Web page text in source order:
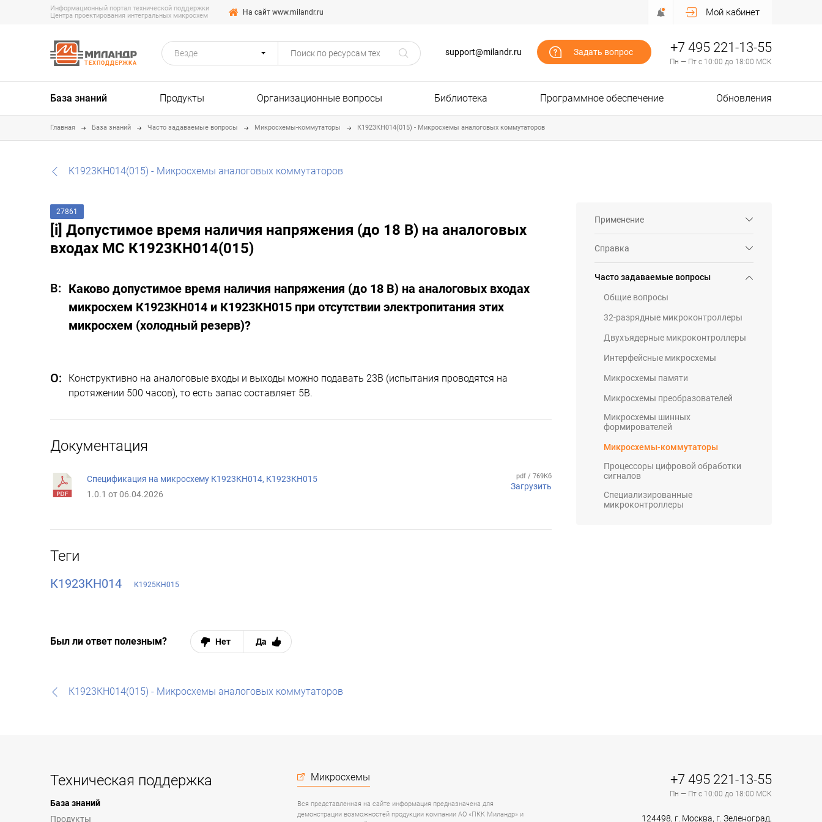
Информационный портал технической поддержки
Центра проектирования интегральных микросхем
На сайт www.milandr.ru Мой кабинет
ТЕХПОДДЕРЖКА
Везде support@milandr.ru Задать вопрос +7 495 221-13-55
Пн — Пт с 10:00 до 18:00 МСК
База знаний Продукты Организационные вопросы Библиотека Программное обеспечение Обновления
Главная База знаний Часто задаваемые вопросы Микросхемы-коммутаторы К1923КН014(015) - Микросхемы аналоговых коммутаторов
К1923КН014(015) - Микросхемы аналоговых коммутаторов
27861
[i] Допустимое время наличия напряжения (до 18 В) на аналоговых
входах МС К1923КН014(015)
Каково допустимое время наличия напряжения (до 18 В) на аналоговых входах
микросхем К1923КН014 и К1923КН015 при отсутствии электропитания этих
микросхем (холодный резерв)?
Конструктивно на аналоговые входы и выходы можно подавать 23В (испытания проводятся на
протяжении 500 часов), то есть запас составляет 5В.
Документация
Спецификация на микросхему К1923КН014, К1923КН015
1.0.1 от 06.04.2026
pdf / 769Кб
Загрузить
Теги
К1923КН014 К1925КН015
Был ли ответ полезным? Нет Да
К1923КН014(015) - Микросхемы аналоговых коммутаторов
Применение
Справка
Часто задаваемые вопросы
Общие вопросы
32-разрядные микроконтроллеры
Двухъядерные микроконтроллеры
Интерфейсные микросхемы
Микросхемы памяти
Микросхемы преобразователей
Микросхемы шинных
формирователей
Микросхемы-коммутаторы
Процессоры цифровой обработки
сигналов
Специализированные
микроконтроллеры
Техническая поддержка
База знаний
Продукты
Микросхемы
Вся представленная на сайте информация предназначена для
демонстрации возможностей продукции компании АО «ПКК Миландр» и
+7 495 221-13-55
Пн — Пт с 10:00 до 18:00 МСК
124498, г. Москва, г. Зеленоград,